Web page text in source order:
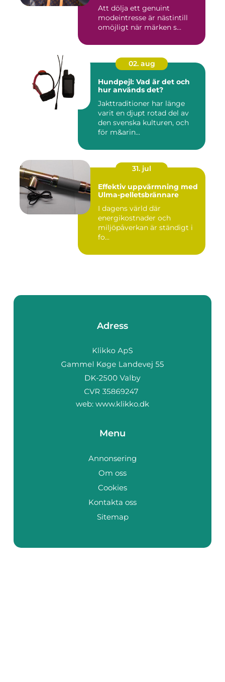
Att dölja ett genuint
modeintresse är nästintill
omöjligt när märken s...
02. aug
Hundpejl: Vad är det och
hur används det?
Jakttraditioner har länge
varit en djupt rotad del av
den svenska kulturen, och
för m&arin...
31. jul
Effektiv uppvärmning med
Ulma-pelletsbrännare
I dagens värld där
energikostnader och
miljöpåverkan är ständigt i
fo...
Adress
web: www.klikko.dk
Menu
Annonsering
Om oss
Cookies
Kontakta oss
Sitemap